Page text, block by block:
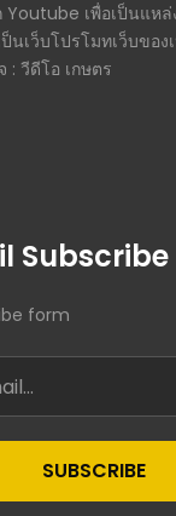
เพื่อเป็นแหล่
นเว็บโปรโมทเว็บขอ
: วีดีโอ เกษตร
Subscribe
form
SUBSCRIBE